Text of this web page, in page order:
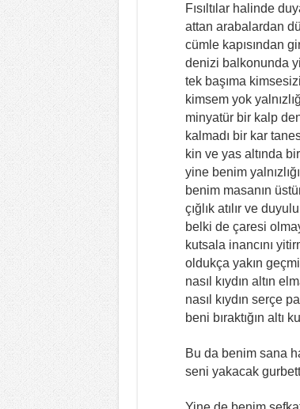
Fısıltılar halinde
attan arabalardan
cümle kapısından
denizi balkonunda
tek başıma
kimsem yok
minyatür bir kalp
kalmadı bir kar
kin ve yas altında
yine benim
benim masanın
çığlık atılır ve
belki de çaresi
kutsala inancını
oldukça yakın
nasıl kıydın altın
nasıl kıydın serçe
beni bıraktığın altı
Bu da benim sana
seni yakacak